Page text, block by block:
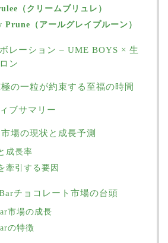
（クリームブリュレ）
（アールグレイプルーン）
レーション – UME BOYS × 生
ン
の一粒が約束する至福の時間
ブサマリー
場の現状と成長予測
成長率
牽引する要因
チョコレート市場の台頭
市場の成長
の特徴